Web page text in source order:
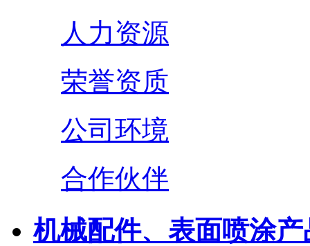
人力资源
荣誉资质
公司环境
合作伙伴
机械配件、表面喷涂